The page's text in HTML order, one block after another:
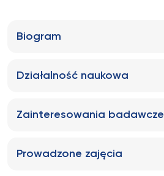
Biogram
Działalność naukowa
Zainteresowania badawcze
Prowadzone zajęcia